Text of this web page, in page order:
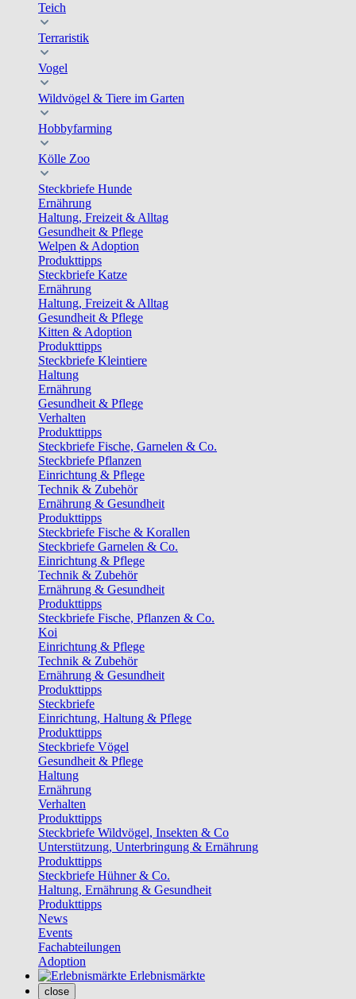
Teich
Terraristik
Vogel
Wildvögel & Tiere im Garten
Hobbyfarming
Kölle Zoo
Steckbriefe Hunde
Ernährung
Haltung, Freizeit & Alltag
Gesundheit & Pflege
Welpen & Adoption
Produkttipps
Steckbriefe Katze
Ernährung
Haltung, Freizeit & Alltag
Gesundheit & Pflege
Kitten & Adoption
Produkttipps
Steckbriefe Kleintiere
Haltung
Ernährung
Gesundheit & Pflege
Verhalten
Produkttipps
Steckbriefe Fische, Garnelen & Co.
Steckbriefe Pflanzen
Einrichtung & Pflege
Technik & Zubehör
Ernährung & Gesundheit
Produkttipps
Steckbriefe Fische & Korallen
Steckbriefe Garnelen & Co.
Einrichtung & Pflege
Technik & Zubehör
Ernährung & Gesundheit
Produkttipps
Steckbriefe Fische, Pflanzen & Co.
Koi
Einrichtung & Pflege
Technik & Zubehör
Ernährung & Gesundheit
Produkttipps
Steckbriefe
Einrichtung, Haltung & Pflege
Produkttipps
Steckbriefe Vögel
Gesundheit & Pflege
Haltung
Ernährung
Verhalten
Produkttipps
Steckbriefe Wildvögel, Insekten & Co
Unterstützung, Unterbringung & Ernährung
Produkttipps
Steckbriefe Hühner & Co.
Haltung, Ernährung & Gesundheit
Produkttipps
News
Events
Fachabteilungen
Adoption
Erlebnismärkte
close